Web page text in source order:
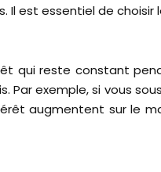
Il est essentiel de
qui reste constant
Par exemple, si vous
augmentent sur le